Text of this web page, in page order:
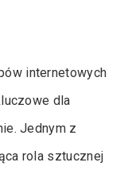
internetowych
dla
Jednym z
rola sztucznej